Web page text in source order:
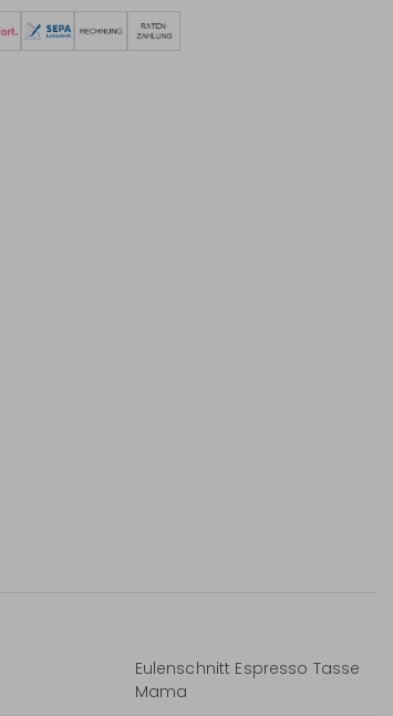
Eulenschnitt Espresso Tasse
Mama